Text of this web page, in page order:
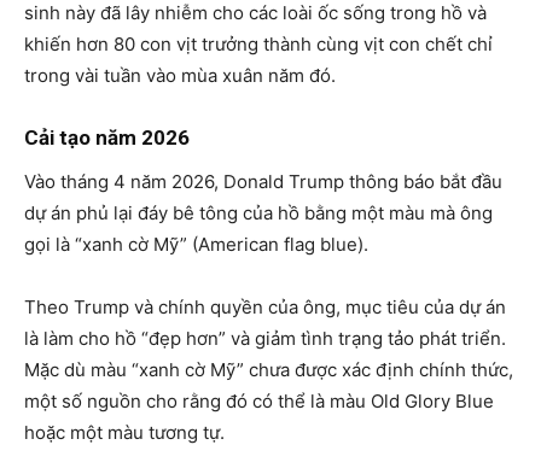
sinh này đã lây nhiễm cho các loài ốc sống trong hồ và
khiến hơn 80 con vịt trưởng thành cùng vịt con chết chỉ
trong vài tuần vào mùa xuân năm đó.
Cải tạo năm 2026
Vào tháng 4 năm 2026, Donald Trump thông báo bắt đầu
dự án phủ lại đáy bê tông của hồ bằng một màu mà ông
gọi là “xanh cờ Mỹ” (American flag blue).
Theo Trump và chính quyền của ông, mục tiêu của dự án
là làm cho hồ “đẹp hơn” và giảm tình trạng tảo phát triển.
Mặc dù màu “xanh cờ Mỹ” chưa được xác định chính thức,
một số nguồn cho rằng đó có thể là màu Old Glory Blue
hoặc một màu tương tự.